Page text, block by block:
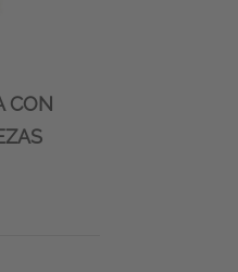
CON